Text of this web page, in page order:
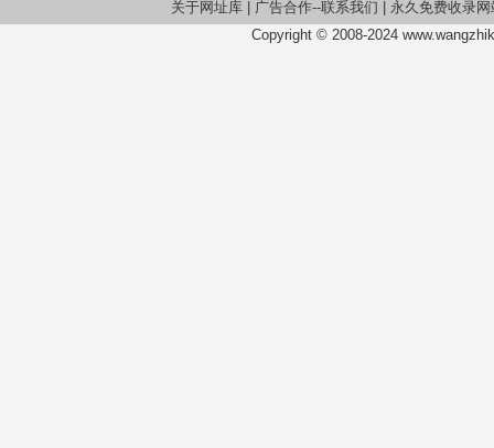
关于网址库| 广告合作--联系我们
永久免费收录网
Copyright © 2008-2024